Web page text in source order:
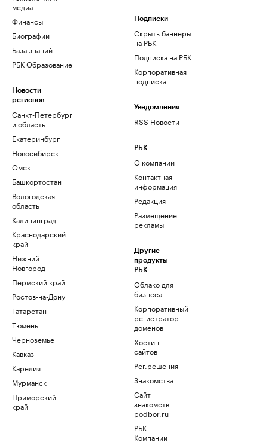
медиа
Финансы
Биографии
База знаний
РБК Образование
Новости
регионов
Санкт-Петербург
и область
Екатеринбург
Новосибирск
Омск
Башкортостан
Вологодская
область
Калининград
Краснодарский
край
Нижний
Новгород
Пермский край
Ростов-на-Дону
Татарстан
Тюмень
Черноземье
Кавказ
Карелия
Мурманск
Приморский
край
Подписки
Скрыть баннеры
на РБК
Подписка на РБК
Корпоративная
подписка
Уведомления
RSS Новости
РБК
О компании
Контактная
информация
Редакция
Размещение
рекламы
Другие
продукты
РБК
Облако для
бизнеса
Корпоративный
регистратор
доменов
Хостинг
сайтов
Рег.решения
Знакомства
Сайт
знакомств
podbor.ru
РБК
Компании